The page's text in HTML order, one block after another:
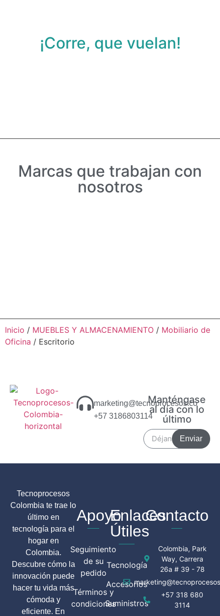
¡Corre, que vuelan!
Marcas que trabajan con
nosotros
Inicio / MUEBLES Y ALMACENAMIENTO / Mobiliario de
Oficina / Escritorio
marketing@tecnoprocesos.co
+57 3186803114
Manténgase
al día con lo
último
Enviar
Tecnoprocesos
Colombia te trae lo
último en
tecnología para el
hogar en
Colombia.
Descubre cómo la
innovación puede
hacer tu vida más
cómoda y
eficiente. En
Apoyo
Seguimiento
de su
pedido
Términos y
condiciones
Enlaces
Útiles
Tecnología
Accesorios
Suministros
Contacto
Colombia, Park
Way, Carrera
26a # 39 - 78
+57 318 680
3114